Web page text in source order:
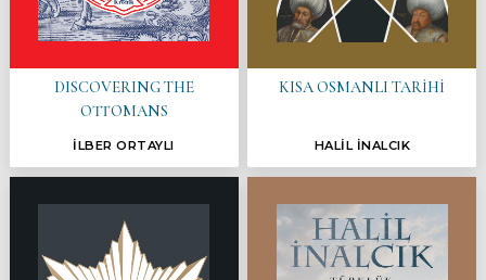
DISCOVERING THE
OTTOMANS
İLBER ORTAYLI
KISA OSMANLI TARİHİ
HALİL İNALCIK